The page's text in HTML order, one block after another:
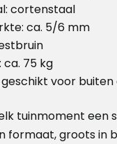
cortenstaal
ca. 5/6 mm
ca. 75 kg
voor
tuinmoment een
formaat, groots in